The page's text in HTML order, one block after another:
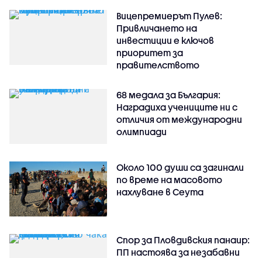
Вицепремиерът Пулев:
Привличането на
инвестиции е ключов
приоритет за
правителството
68 медала за България:
Наградиха учениците ни с
отличия от международни
олимпиади
Около 100 души са загинали
по време на масовото
нахлуване в Сеута
Спор за Пловдивския панаир:
ПП настоява за незабавни